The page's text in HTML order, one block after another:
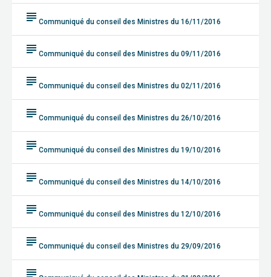
subject Communiqué du conseil des Ministres du 16/11/2016
subject Communiqué du conseil des Ministres du 09/11/2016
subject Communiqué du conseil des Ministres du 02/11/2016
subject Communiqué du conseil des Ministres du 26/10/2016
subject Communiqué du conseil des Ministres du 19/10/2016
subject Communiqué du conseil des Ministres du 14/10/2016
subject Communiqué du conseil des Ministres du 12/10/2016
subject Communiqué du conseil des Ministres du 29/09/2016
subject